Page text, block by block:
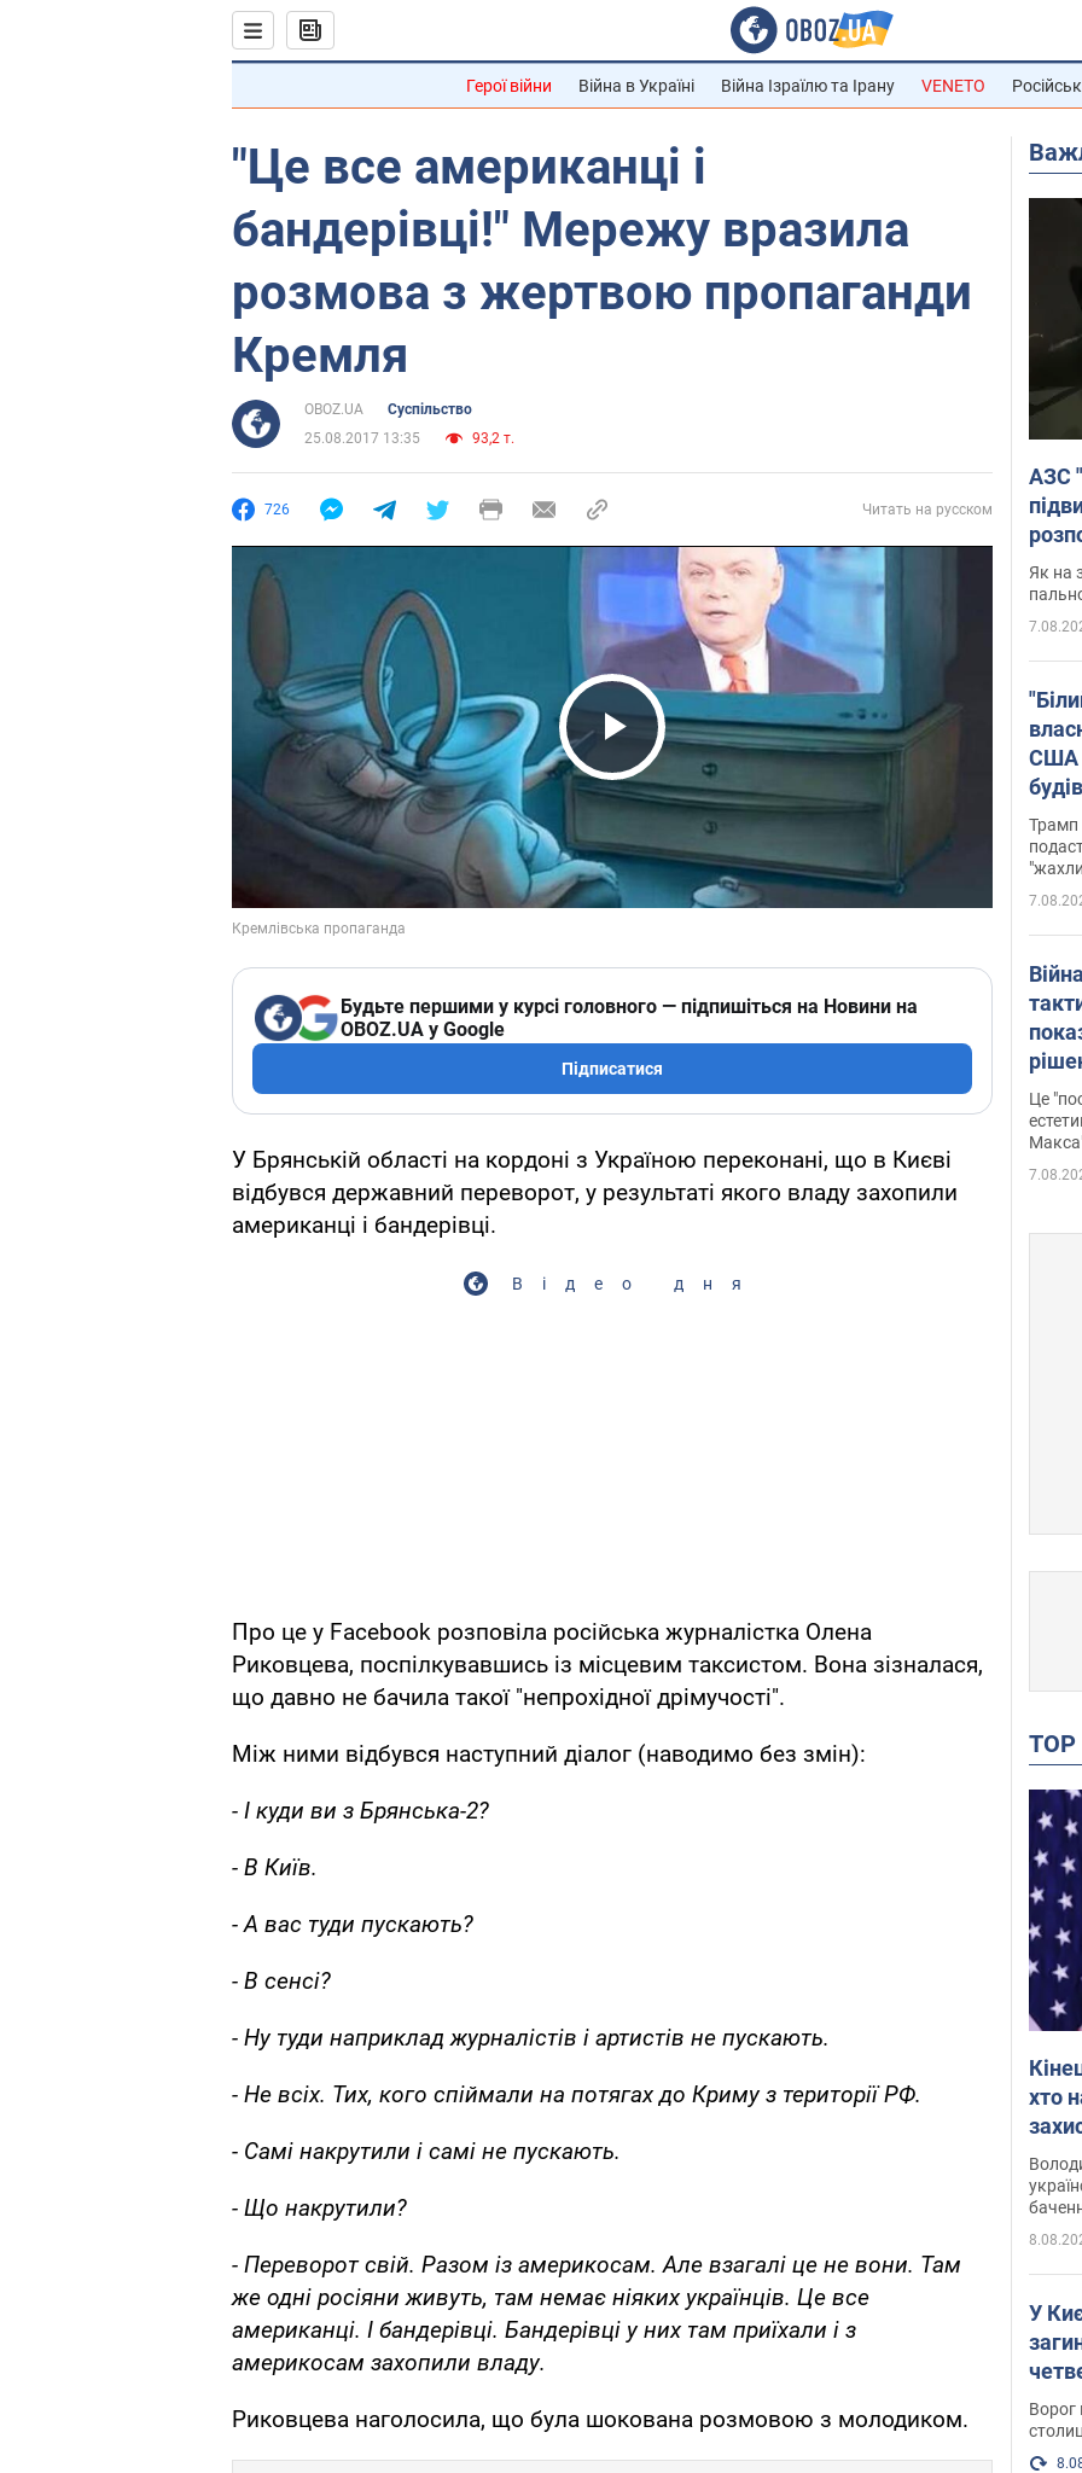
Герої війни Війна в Україні Війна Ізраїлю та Ірану VENETO
"Це все американці і
бандерівці!" Мережу вразила
розмова з жертвою пропаганди
Кремля
OBOZ.UA
Суспільство
25.08.2017 13:35
93,2 т.
726 Читать на русском
Play Video
Будьте першими у курсі головного — підпишіться на Новини на
OBOZ.UA у Google
Підписатися
У Брянській області на кордоні з Україною переконані, що в Києві
відбувся державний переворот, у результаті якого владу захопили
американці і бандерівці.
Відео дня
Про це у Facebook розповіла російська журналістка Олена
Риковцева, поспілкувавшись із місцевим таксистом. Вона зізналася,
що давно не бачила такої "непрохідної дрімучості".
Між ними відбувся наступний діалог (наводимо без змін):
- І куди ви з Брянська-2?
- В Київ.
- А вас туди пускають?
- В сенсі?
- Ну туди наприклад журналістів і артистів не пускають.
- Не всіх. Тих, кого спіймали на потягах до Криму з території РФ.
- Самі накрутили і самі не пускають.
- Що накрутили?
- Переворот свій. Разом із америкосам. Але взагалі це не вони. Там
же одні росіяни живуть, там немає ніяких українців. Це все
американці. І бандерівці. Бандерівці у них там приїхали і з
америкосам захопили владу.
Риковцева наголосила, що була шокована розмовою з молодиком.
АЗС
Як на
США
зали
Трамп
Фото
Це
хто
у
У
Ворог